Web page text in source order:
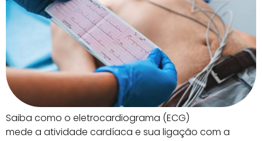
Saiba como o eletrocardiograma (ECG)
mede a atividade cardíaca e sua ligação com a